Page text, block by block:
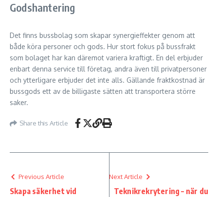
Godshantering
Det finns bussbolag som skapar synergieffekter genom att
både köra personer och gods. Hur stort fokus på bussfrakt
som bolaget har kan däremot variera kraftigt. En del erbjuder
enbart denna service till företag, andra även till privatpersoner
och ytterligare erbjuder det inte alls. Gällande fraktkostnad är
bussgods ett av de billigaste sätten att transportera större
saker.
Share this Article
Previous Article
Skapa säkerhet vid
Next Article
Teknikrekrytering – när du